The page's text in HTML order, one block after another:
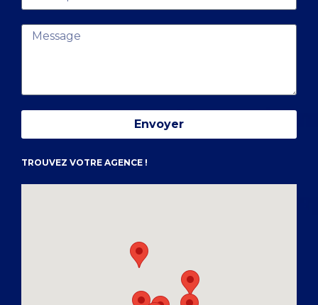
Envoyer
TROUVEZ VOTRE AGENCE !